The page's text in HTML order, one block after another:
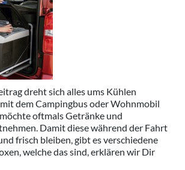
dreht sich alles ums Kühlen
dem Campingbus oder Wohnmobil
oftmals Getränke und
Damit diese während der Fahrt
frisch bleiben, gibt es verschiedene
welche das sind, erklären wir Dir